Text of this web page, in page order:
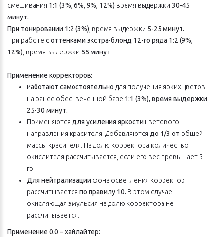
смешивания 1:1 (3%, 6%, 9%, 12%) время выдержки 30-45
минут.
При тонировании 1:2 (3%), время выдержки 5-25 минут.
При работе с оттенками экстра-блонд 12-го ряда 1:2 (9%,
12%), время выдержки 55 минут.
Применение корректоров:
Работают самостоятельно для получения ярких цветов
на ранее обесцвеченной базе 1:1 (3%), время выдержки
25-30 минут.
Применяются для усиления яркости цветового
направления красителя. Добавляются до 1/3 от общей
массы красителя. На долю корректора количество
окислителя рассчитывается, если его вес превышает 5
гр.
Для нейтрализации фона осветления корректор
рассчитывается по правилу 10. В этом случае
окисляющая эмульсия на долю корректора не
рассчитывается.
Применение 0.0 – хайлайтер: